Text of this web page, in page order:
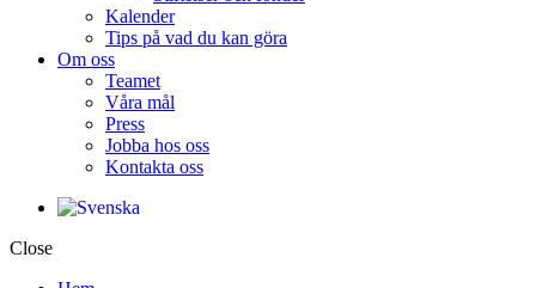
Kalender
Tips på vad du kan göra
Om oss
Teamet
Våra mål​
Press
Jobba hos oss
Kontakta oss
Close